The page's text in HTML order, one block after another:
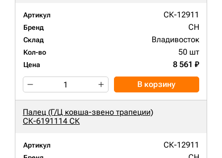
Артикул СК-12911
Бренд CH
Склад Владивосток
Кол-во 50 шт
Цена 8 561 ₽
В корзину
Палец (Г/Ц ковша-звено трапеции)
СК-6191114 СК
Артикул СК-12911